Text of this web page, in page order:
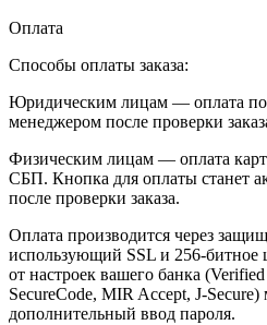
Оплата
Способы оплаты заказа:
Юридическим лицам — оплата по
менеджером после проверки
Физическим лицам — оплата
СБП. Кнопка для оплаты станет
после проверки заказа.
Оплата производится через
использующий SSL и 256-битное
от настроек вашего банка
SecureCode, MIR Accept, J-
дополнительный ввод пароля.